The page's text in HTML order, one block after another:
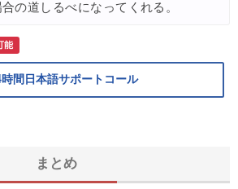
の道しるべになってくれる。
能
間日本語サポートコール
まとめ